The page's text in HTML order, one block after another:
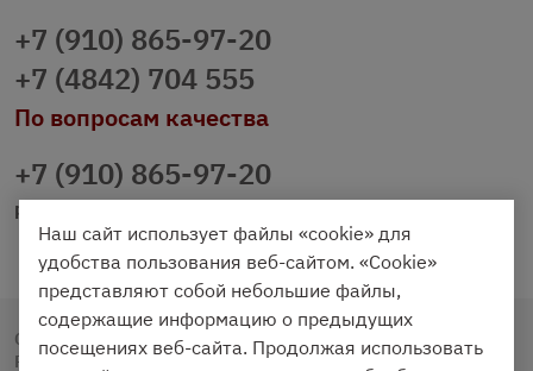
+7 (910) 865-97-20
+7 (4842) 704 555
По вопросам качества
+7 (910) 865-97-20
prazdnichniy40@palmi.ru
Copyright © 2020 - 2026. Праздничный Стол.
Разработка и продвижение - Vegas Studio
Наш сайт использует файлы «cookie» для
удобства пользования веб-сайтом. «Cookie»
представляют собой небольшие файлы,
содержащие информацию о предыдущих
посещениях веб-сайта. Продолжая использовать